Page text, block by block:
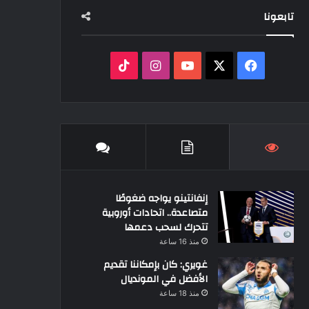
تابعونا
فيسبوك ‫YouTubeانستقرام
إنفانتينو يواجه ضغوطًا
متصاعدة.. اتحادات أوروبية
تتحرك لسحب دعمها
منذ 16 ساعة
غويري: كان بإمكاننا تقديم
الأفضل في المونديال
منذ 18 ساعة